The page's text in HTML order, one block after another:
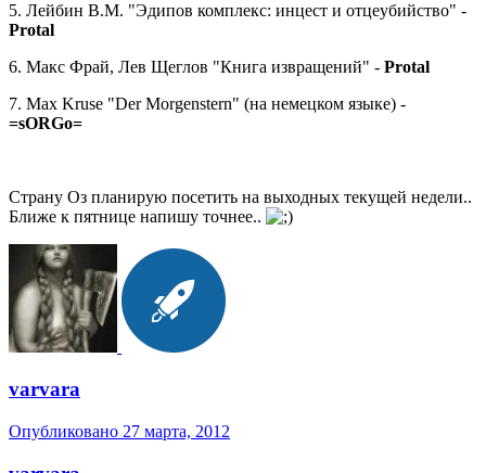
5. Лейбин В.М. "Эдипов комплекс: инцест и отцеубийство" -
Protal
6. Макс Фрай, Лев Щеглов "Книга извращений" - Protal
7. Max Kruse "Der Morgenstern" (на немецком языке) -
=sORGo=
Страну Оз планирую посетить на выходных текущей недели..
Ближе к пятнице напишу точнее..
varvara
Опубликовано 27 марта, 2012